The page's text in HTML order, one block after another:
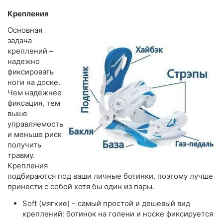
Крепления
Основная
задача
креплений –
надежно
фиксировать
ноги на доске.
Чем надежнее
фиксация, тем
выше
управляемость
и меньше риск
получить
травму.
Крепления
подбираются под ваши личные ботинки, поэтому лучше
принести с собой хотя бы один из пары.
Soft (мягкие) – самый простой и дешевый вид
креплений: ботинок на голени и носке фиксируется